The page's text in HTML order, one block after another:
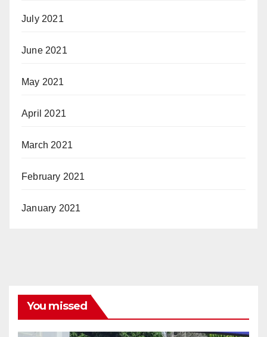
July 2021
June 2021
May 2021
April 2021
March 2021
February 2021
January 2021
You missed